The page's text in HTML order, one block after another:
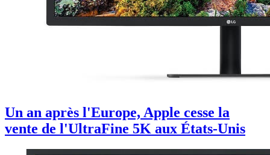
Un an après l'Europe, Apple cesse la
vente de l'UltraFine 5K aux États-Unis